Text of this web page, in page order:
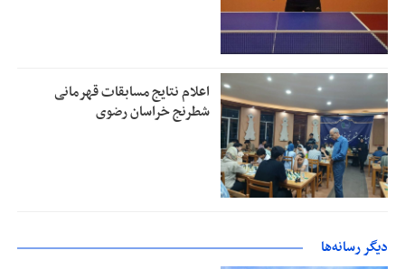
اعلام نتایج مسابقات قهرمانی
شطرنج خراسان رضوی
دیگر رسانه‌ها